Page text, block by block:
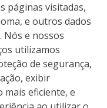
páginas visitadas,
e outros dados
e nossos
utilizamos
de segurança,
exibir
mais eficiente, e